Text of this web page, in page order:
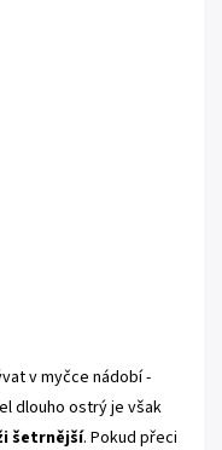
v myčce nádobí -
dlouho ostrý je však
šetrnější. Pokud přeci